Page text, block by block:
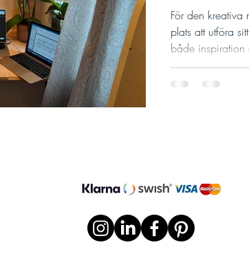
För den
plats att utföra
både inspiration
och regissören
hemmastudio